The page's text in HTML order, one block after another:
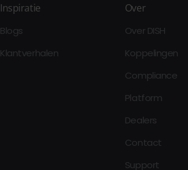
Inspiratie
Blogs
Klantverhalen
Over
Over DISH
Koppelingen
Compliance
Platform
Dealers
Contact
Support